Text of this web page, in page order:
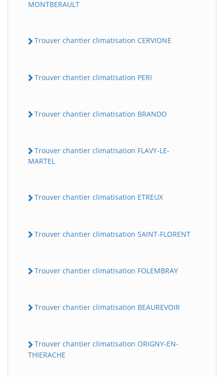
MONTBERAULT
Trouver chantier climatisation CERVIONE
Trouver chantier climatisation PERI
Trouver chantier climatisation BRANDO
Trouver chantier climatisation FLAVY-LE-
MARTEL
Trouver chantier climatisation ETREUX
Trouver chantier climatisation SAINT-FLORENT
Trouver chantier climatisation FOLEMBRAY
Trouver chantier climatisation BEAUREVOIR
Trouver chantier climatisation ORIGNY-EN-
THIERACHE